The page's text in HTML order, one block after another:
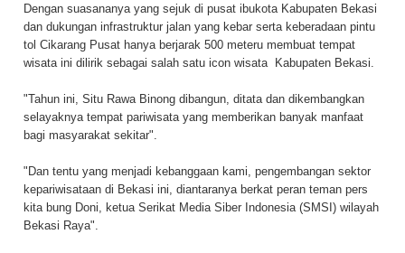
Dengan suasananya yang sejuk di pusat ibukota Kabupaten Bekasi
dan dukungan infrastruktur jalan yang kebar serta keberadaan pintu
tol Cikarang Pusat hanya berjarak 500 meteru membuat tempat
wisata ini dilirik sebagai salah satu icon wisata Kabupaten Bekasi.
"Tahun ini, Situ Rawa Binong dibangun, ditata dan dikembangkan
selayaknya tempat pariwisata yang memberikan banyak manfaat
bagi masyarakat sekitar".
"Dan tentu yang menjadi kebanggaan kami, pengembangan sektor
kepariwisataan di Bekasi ini, diantaranya berkat peran teman pers
kita bung Doni, ketua Serikat Media Siber Indonesia (SMSI) wilayah
Bekasi Raya".